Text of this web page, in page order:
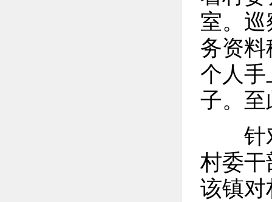
室。
务资
个人手
子。至
针对
村委干
该镇对